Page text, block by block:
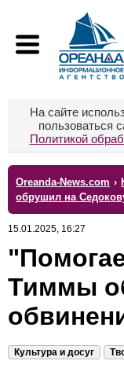
На сайте
пользоваться
Политикой
Oreanda-News.com ›
обрушил на
15.01.2025, 16:27
Тиммы
Культура и досуг